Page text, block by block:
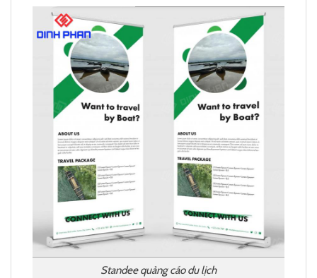
Standee quảng cáo du lịch